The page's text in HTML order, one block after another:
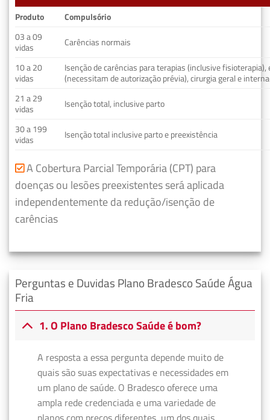
Produto
Compulsório
03 a 09
vidas
Carências normais
10 a 20
vidas
Isenção de carências para terapias (inclusive fisioterapia),
(necessitam de autorização prévia), cirurgia geral e
21 a 29
vidas
Isenção total, inclusive parto
30 a 199
vidas
Isenção total inclusive parto e preexistência
A Cobertura Parcial Temporária (CPT) para
doenças ou lesões preexistentes será aplicada
independentemente da redução/isenção de
carências
Perguntas e Duvidas Plano Bradesco Saúde Água
Fria
1. O Plano Bradesco Saúde é bom?
A resposta a essa pergunta depende muito de
quais são suas expectativas e necessidades em
um plano de saúde. O Bradesco oferece uma
ampla rede credenciada e uma variedade de